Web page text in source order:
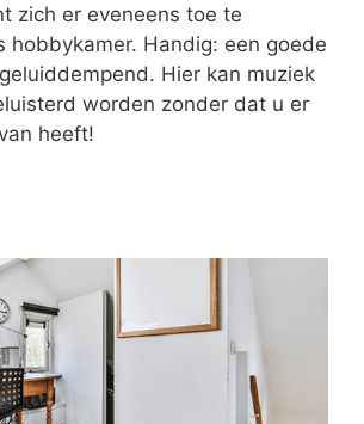
zich er eveneens toe te
hobbykamer. Handig: een goede
Hier kan muziek
worden zonder dat u er
heeft!